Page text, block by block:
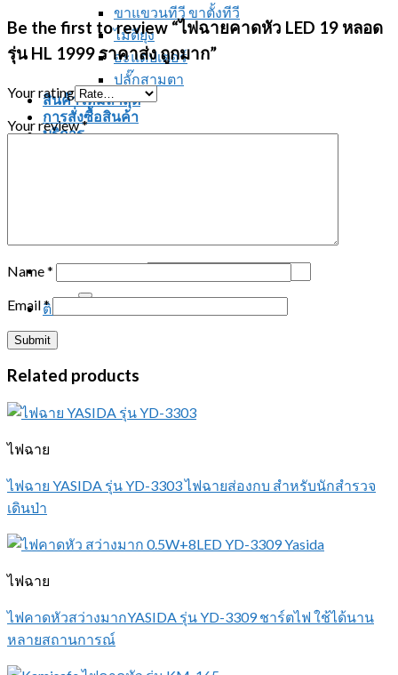
ขาแขวนทีวี ขาตั้งทีวี
ไม้ตียุง
อะแดปเตอร์
ปลั๊กสามตา
สินค้าใหม่ล่าสุด
การสั่งซื้อสินค้า
บริการ
Search for:
ติดต่อสอบถาม
Be the first to review “ไฟฉายคาดหัว LED 19 หลอด
รุ่น HL 1999 ราคาส่ง ถูกมาก”
Your rating
Your review*
Name*
Email*
Related products
ไฟฉาย
ไฟฉาย YASIDA รุ่น YD-3303 ไฟฉายส่องกบ สำหรับนักสำรวจ
เดินป่า
ไฟฉาย
ไฟคาดหัวสว่างมากYASIDA รุ่น YD-3309 ชาร์ตไฟ ใช้ได้นาน
หลายสถานการณ์